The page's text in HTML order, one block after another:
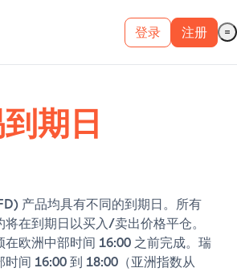
登录
模拟账户
4 和
5
注册
期日
产品均具有不同的到期日。所有
在到期日以买入/卖出价格平仓。
在欧洲中部时间 16:00 之前完成。瑞
时间 16:00 到 18:00（亚洲指数从